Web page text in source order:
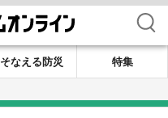
検索
そなえる防災
特集